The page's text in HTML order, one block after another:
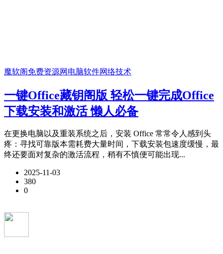
魔软阁免费资源网 电脑软件网络技术
一键Office藏钥阁版 轻松一键完成Office
下载安装和激活 懒人必备
在更换电脑以及重装系统之后，安装 Office 常常令人感到头
疼：寻找可靠版本需耗费大量时间，下载安装包速度缓慢，最
终还要面对复杂的激活流程，稍有不慎便可能出现...
2025-11-03
380
0